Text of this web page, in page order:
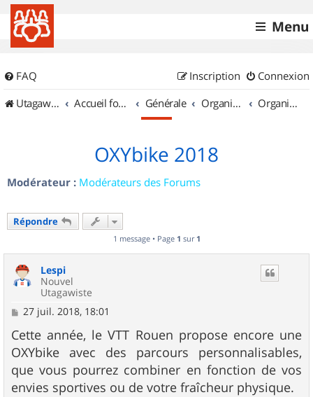
Menu
FAQ Connexion
Inscription
UtagawaVTT (Randos VTT et VTTAE avec traces GPS)
Accueil forum Générale Organisation de sorties & Recherche de partenaires Organisation de sorties en région Haute Normandie
OXYbike 2018
Modérateur : Modérateurs des Forums
Répondre
1 message • Page 1 sur 1
Lespi
Nouvel
Utagawiste
M
s
s
a
g
e
27 juil. 2018, 18:01
Cette année, le VTT Rouen propose encore une
OXYbike avec des parcours personnalisables,
que vous pourrez combiner en fonction de vos
envies sportives ou de votre fraîcheur physique.